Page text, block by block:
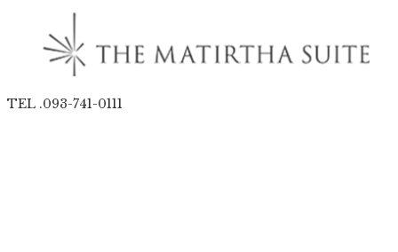
TEL .093-741-0111